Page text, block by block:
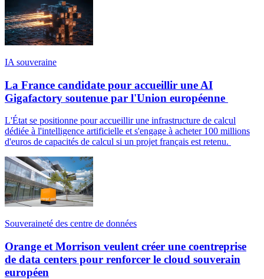
IA souveraine
La France candidate pour accueillir une AI
Gigafactory soutenue par l'Union européenne
L'État se positionne pour accueillir une infrastructure de calcul
dédiée à l'intelligence artificielle et s'engage à acheter 100 millions
d'euros de capacités de calcul si un projet français est retenu.
Souveraineté des centre de données
Orange et Morrison veulent créer une coentreprise
de data centers pour renforcer le cloud souverain
européen